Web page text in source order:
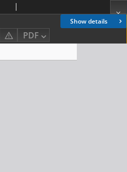
Show details
PDF